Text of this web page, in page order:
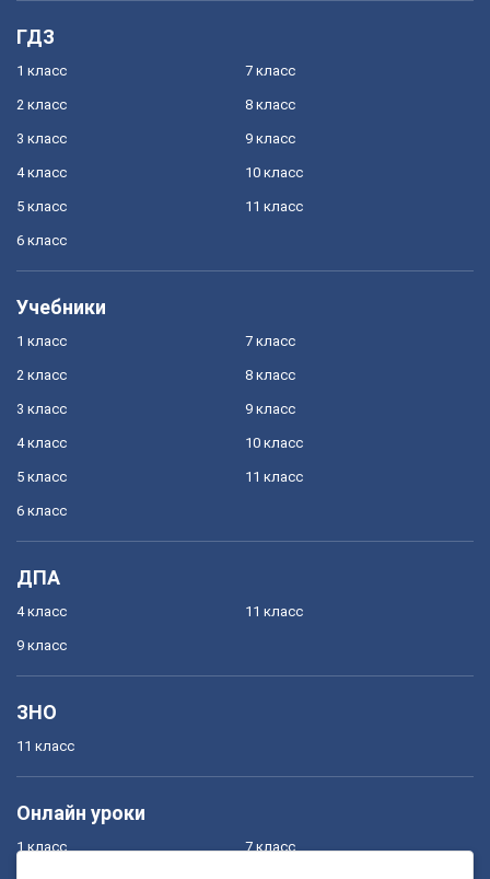
ГДЗ
1 класс
2 класс
3 класс
4 класс
5 класс
6 класс
7 класс
8 класс
9 класс
10 класс
11 класс
Учебники
1 класс
2 класс
3 класс
4 класс
5 класс
6 класс
7 класс
8 класс
9 класс
10 класс
11 класс
ДПА
4 класс
9 класс
11 класс
ЗНО
11 класс
Онлайн уроки
1 класс 7 класс